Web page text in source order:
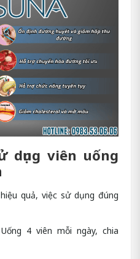
dụng viên uống
quả, việc sử dụng đúng
4 viên mỗi ngày, chia